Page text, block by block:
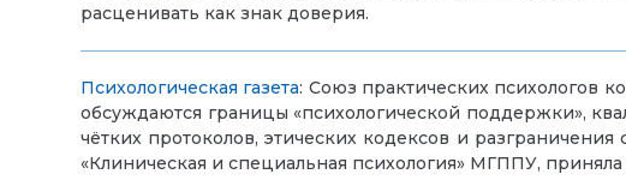
расценивать как знак доверия.
Психологическая газета: Союз практических психологов
обсуждаются границы «психологической поддержки»,
чётких протоколов, этических кодексов и
«Клиническая и специальная психология» МГППУ,